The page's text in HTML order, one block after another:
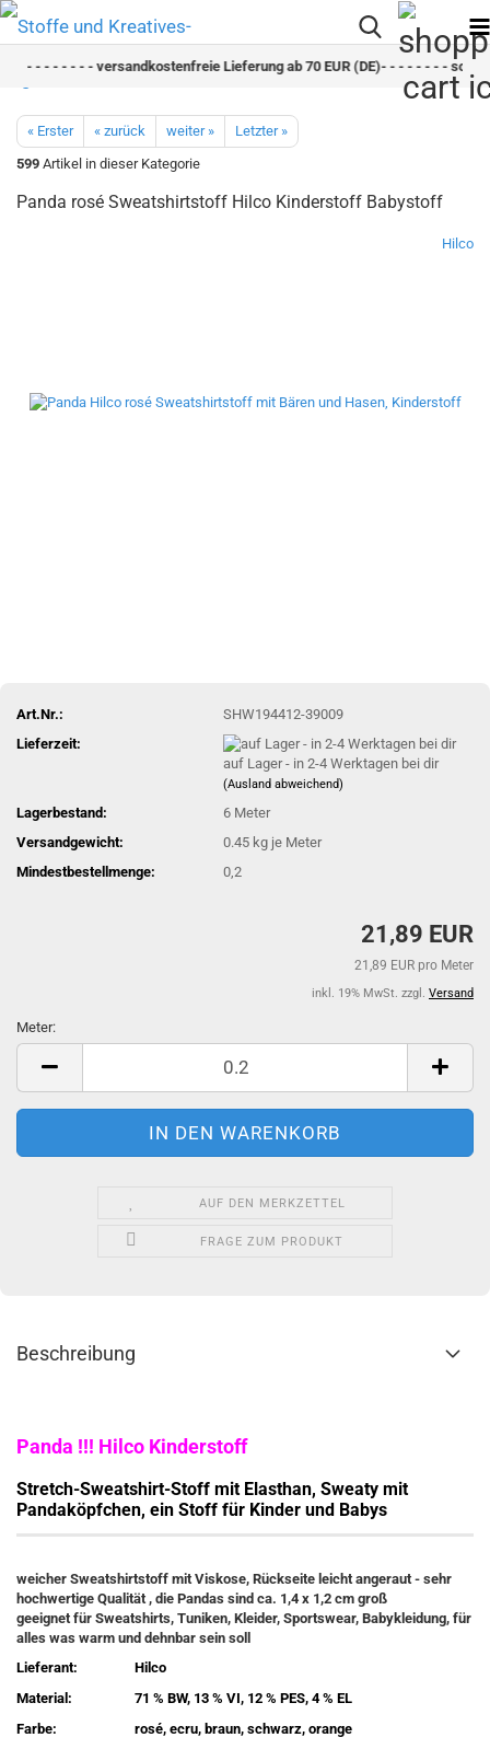
- - - - - - - - versandkostenfreie Lieferung ab 70 EUR (DE)- - - - - - - -
« Erster « zurück weiter »
Letzter »
599 Artikel in dieser Kategorie
Panda rosé Sweatshirtstoff Hilco Kinderstoff Babystoff
Hilco
Art.Nr.:
SHW194412-39009
Lieferzeit:
auf Lager - in 2-4 Werktagen bei dir
(Ausland abweichend)
Lagerbestand: 6 Meter
Versandgewicht:
0.45 kg je Meter
Mindestbestellmenge:
0,2
21,89 EUR
21,89 EUR pro Meter
inkl. 19% MwSt. zzgl. Versand
Meter:
Meter
AUF DEN MERKZETTEL
FRAGE ZUM PRODUKT
Beschreibung
Panda !!! Hilco Kinderstoff
Stretch-Sweatshirt-Stoff mit Elasthan, Sweaty mit
Pandaköpfchen, ein Stoff für Kinder und Babys
weicher Sweatshirtstoff mit Viskose, Rückseite leicht angeraut - sehr
hochwertige Qualität , die Pandas sind ca. 1,4 x 1,2 cm groß
geeignet für Sweatshirts, Tuniken, Kleider, Sportswear, Babykleidung, für
alles was warm und dehnbar sein soll
Lieferant:
Hilco
Material:
71 % BW, 13 % VI, 12 % PES, 4 % EL
Farbe:
rosé, ecru, braun, schwarz, orange